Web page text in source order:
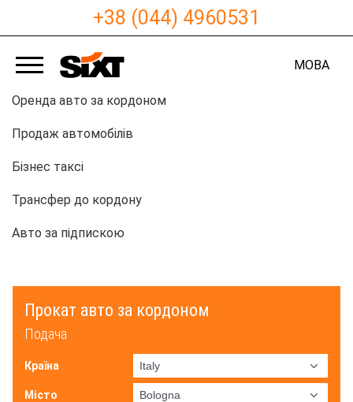
+38 (044) 4960531
МОВА
Оренда авто за кордоном
Продаж автомобілів
Бізнес таксі
Трансфер до кордону
Авто за підпискою
Прокат авто за кордоном
Подача
Країна
Місто